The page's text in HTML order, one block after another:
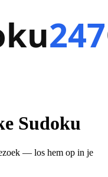
Sudoku
— los hem op in je